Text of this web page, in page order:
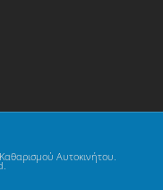
Αυτοκινήτου.